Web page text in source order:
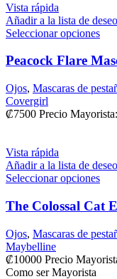
Vista rápida
Añadir a la lista de
Seleccionar opciones
Peacock Flare
Ojos, Mascaras de
Covergirl
₡7500 Precio Mayorista:
Vista rápida
Añadir a la lista de
Seleccionar opciones
The Colossal Cat
Ojos, Mascaras de
Maybelline
₡10000 Precio
Como ser Mayorista